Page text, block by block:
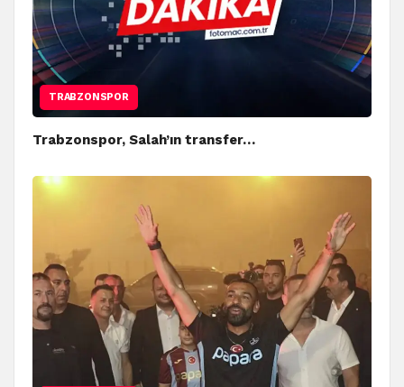
TRABZONSPOR
Trabzonspor, Salah’ın transfer…